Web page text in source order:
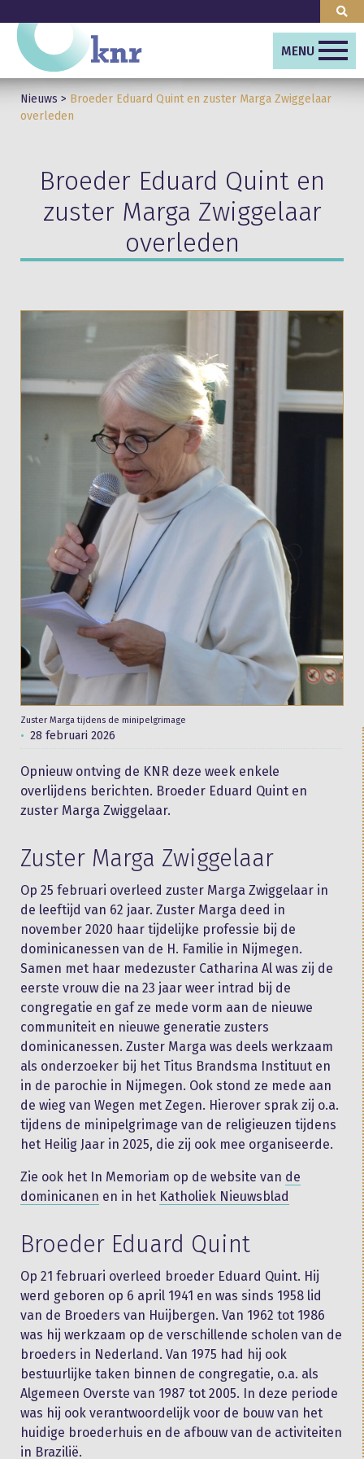
MENU
Nieuws > Broeder Eduard Quint en zuster Marga Zwiggelaar
overleden
Broeder Eduard Quint en
zuster Marga Zwiggelaar
overleden
Zuster Marga tijdens de minipelgrimage
28 februari 2026
Opnieuw ontving de KNR deze week enkele
overlijdens berichten. Broeder Eduard Quint en
zuster Marga Zwiggelaar.
Zuster Marga Zwiggelaar
Op 25 februari overleed zuster Marga Zwiggelaar in
de leeftijd van 62 jaar. Zuster Marga deed in
november 2020 haar tijdelijke professie bij de
dominicanessen van de H. Familie in Nijmegen.
Samen met haar medezuster Catharina Al was zij de
eerste vrouw die na 23 jaar weer intrad bij de
congregatie en gaf ze mede vorm aan de nieuwe
communiteit en nieuwe generatie zusters
dominicanessen. Zuster Marga was deels werkzaam
als onderzoeker bij het Titus Brandsma Instituut en
in de parochie in Nijmegen. Ook stond ze mede aan
de wieg van Wegen met Zegen. Hierover sprak zij o.a.
tijdens de minipelgrimage van de religieuzen tijdens
het Heilig Jaar in 2025, die zij ook mee organiseerde.
Zie ook het In Memoriam op de website van de
dominicanen en in het Katholiek Nieuwsblad
Broeder Eduard Quint
Op 21 februari overleed broeder Eduard Quint. Hij
werd geboren op 6 april 1941 en was sinds 1958 lid
van de Broeders van Huijbergen. Van 1962 tot 1986
was hij werkzaam op de verschillende scholen van de
broeders in Nederland. Van 1975 had hij ook
bestuurlijke taken binnen de congregatie, o.a. als
Algemeen Overste van 1987 tot 2005. In deze periode
was hij ook verantwoordelijk voor de bouw van het
huidige broederhuis en de afbouw van de activiteiten
in Brazilië.